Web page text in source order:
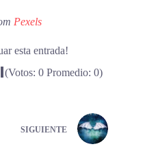
Pexels
esta entrada!
(Votos: 0Promedio: 0)
SIGUIENTE